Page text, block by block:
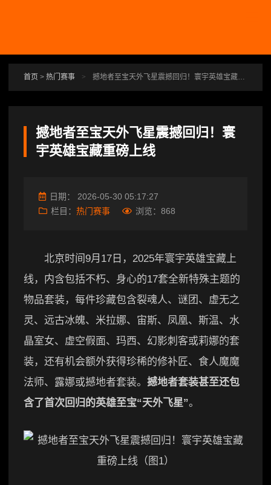
首页 > 热门赛事 > 撼地者至宝天外飞星震撼回归！寰宇英雄宝藏重磅上线
撼地者至宝天外飞星震撼回归！寰
宇英雄宝藏重磅上线
日期： 2026-05-30 05:17:27
栏目： 热门赛事 浏览： 868
北京时间9月17日，2025年寰宇英雄宝藏上
线，内含包括不朽、身心的17套全新特殊主题的
物品套装，每件珍藏包含裂魂人、谜团、虚无之
灵、远古冰魄、米拉娜、宙斯、凤凰、斯温、水
晶室女、虚空假面、玛西、幻影刺客或莉娜的套
装，还有机会额外获得珍稀的修补匠、食人魔魔
法师、露娜或撼地者套装。 撼地者套装甚至还包
含了首次回归的英雄至宝“天外飞星”。